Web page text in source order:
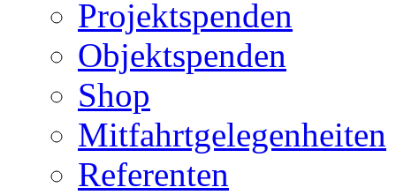
Projektspenden
Objektspenden
Shop
Mitfahrtgelegenheiten
Referenten